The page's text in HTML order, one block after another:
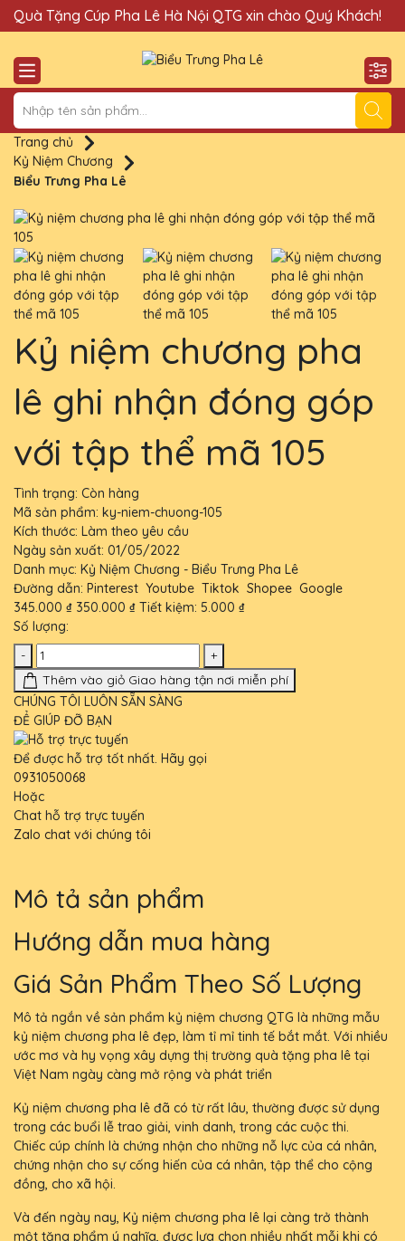
Quà Tặng Cúp Pha Lê Hà Nội QTG xin chào Quý Khách!
Trang chủ
Kỷ Niệm Chương
Biểu Trưng Pha Lê
Kỷ niệm chương pha
lê ghi nhận đóng góp
với tập thể mã 105
Tình trạng: Còn hàng
Mã sản phẩm: ky-niem-chuong-105
Kích thước: Làm theo yêu cầu
Ngày sản xuất: 01/05/2022
Danh mục: Kỷ Niệm Chương - Biểu Trưng Pha Lê
Đường dẫn: Pinterest Youtube Tiktok Shopee Google
345.000 ₫ 350.000 ₫ Tiết kiệm: 5.000 ₫
Số lượng:
-
+
Thêm vào giỏ Giao hàng tận nơi miễn phí
CHÚNG TÔI LUÔN SẴN SÀNG
ĐỂ GIÚP ĐỠ BẠN
Để được hỗ trợ tốt nhất. Hãy gọi
0931050068
Hoặc
Chat hỗ trợ trực tuyến
Zalo chat với chúng tôi
Mô tả sản phẩm
Hướng dẫn mua hàng
Giá Sản Phẩm Theo Số Lượng
Mô tả ngắn về sản phẩm kỷ niệm chương QTG là những mẫu
kỷ niệm chương pha lê đẹp, làm tỉ mỉ tinh tế bắt mắt. Với nhiều
ước mơ và hy vọng xây dựng thị trường quà tặng pha lê tại
Việt Nam ngày càng mở rộng và phát triển
Kỷ niệm chương pha lê đã có từ rất lâu, thường được sử dụng
trong các buổi lễ trao giải, vinh danh, trong các cuộc thi.
Chiếc cúp chính là chứng nhận cho những nỗ lực của cá nhân,
chứng nhận cho sự cống hiến của cá nhân, tập thể cho cộng
đồng, cho xã hội.
Và đến ngày nay, Kỷ niệm chương pha lê lại càng trở thành
một tặng phẩm ý nghĩa, được lựa chọn nhiều nhất mỗi khi có